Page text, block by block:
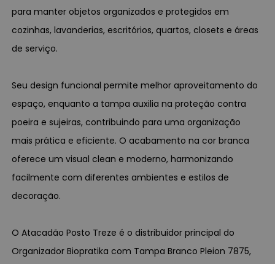
para manter objetos organizados e protegidos em
cozinhas, lavanderias, escritórios, quartos, closets e áreas
de serviço.
Seu design funcional permite melhor aproveitamento do
espaço, enquanto a tampa auxilia na proteção contra
poeira e sujeiras, contribuindo para uma organização
mais prática e eficiente. O acabamento na cor branca
oferece um visual clean e moderno, harmonizando
facilmente com diferentes ambientes e estilos de
decoração.
O Atacadão Posto Treze é o distribuidor principal do
Organizador Biopratika com Tampa Branco Pleion 7875,